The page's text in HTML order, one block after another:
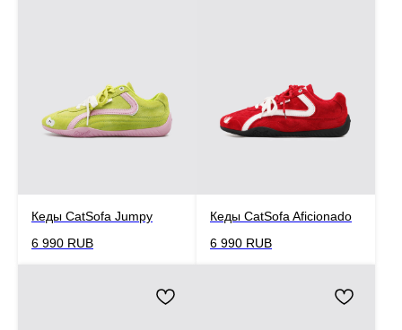
Кеды CatSofa Jumpy
6 990 RUB
Кеды CatSofa Aficionado
6 990 RUB